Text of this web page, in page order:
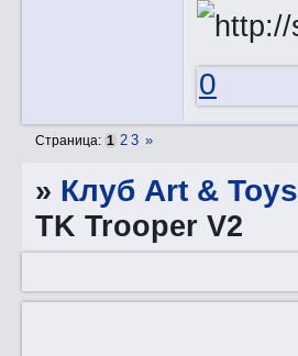
0
Страница: 1 2 3 »
» Клуб Art & Toys
TK Trooper V2